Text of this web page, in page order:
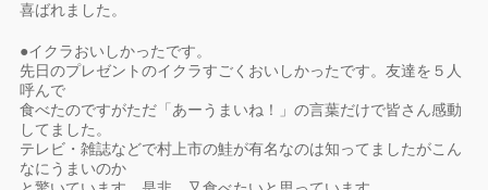
喜ばれました。
●イクラおいしかったです。
先日のプレゼントのイクラすごくおいしかったです。友達を５人
呼んで
食べたのですがただ「あーうまいね！」の言葉だけで皆さん感動
してました。
テレビ・雑誌などで村上市の鮭が有名なのは知ってましたがこん
なにうまいのか